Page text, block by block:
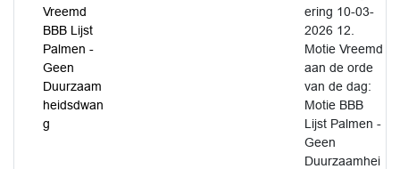
Vreemd
BBB Lijst
Palmen -
Geen
Duurzaam
heidsdwan
g
ering 10-03-
2026 12.
Motie Vreemd
aan de orde
van de dag:
Motie BBB
Lijst Palmen -
Geen
Duurzaamhei